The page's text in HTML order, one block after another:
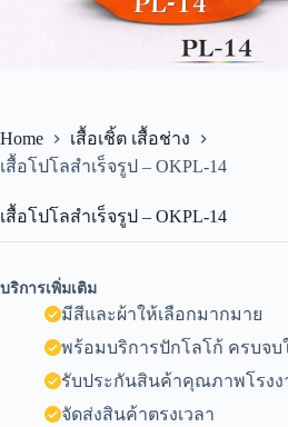
Home
เสื้อเชิ้ต เสื้อช่าง
เสื้อโปโลสำเร็จรูป – OKPL-14
เสื้อโปโลสำเร็จรูป – OKPL-14
บริการเพิ่มเติม
มีสีและผ้าให้เลือกมากมาย
พร้อมบริการปักโลโก้ ครบจบ
รับประกันสินค้าคุณภาพโรงง
จัดส่งสินค้าตรงเวลา